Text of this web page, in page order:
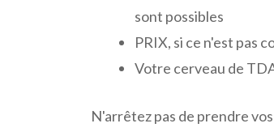
sont possibles
PRIX, si ce n'est pas
Votre cerveau de
N'arrêtez pas de prendre